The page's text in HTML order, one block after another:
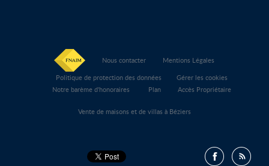
Nous contacter
Mentions Légales
Politique de protection des données
Gérer les cookies
Notre barème d'honoraires
Plan Accès Propriétaire
Vente de maisons et de villas à Béziers